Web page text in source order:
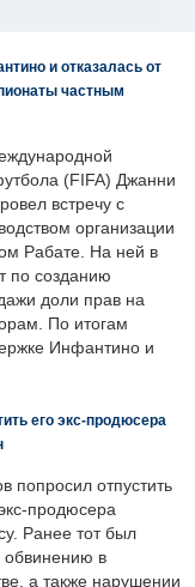
и отказалась от
частным
(FIFA) Джанни
встречу с
организации
Рабате. На ней в
по созданию
доли прав на
По итогам
Инфантино и
его экс-продюсера
попросил отпустить
продюсера
Ранее тот был
обвинению в
а также нарушении